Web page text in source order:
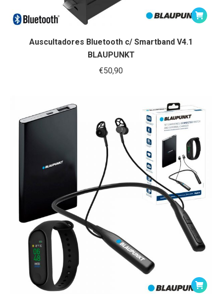
Auscultadores Bluetooth c/ Smartband V4.1
BLAUPUNKT
€50,90